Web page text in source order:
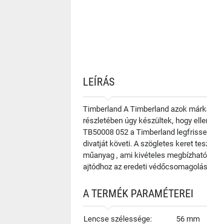
LEÍRÁS
Timberland A Timberland azok
részletében úgy készültek, hogy
TB50008 052 a Timberland
divatját követi. A szögletes keret
műanyag , ami kivételes
ajtódhoz az eredeti
A TERMÉK PARAMÉTEREI
Lencse szélessége:
56 mm